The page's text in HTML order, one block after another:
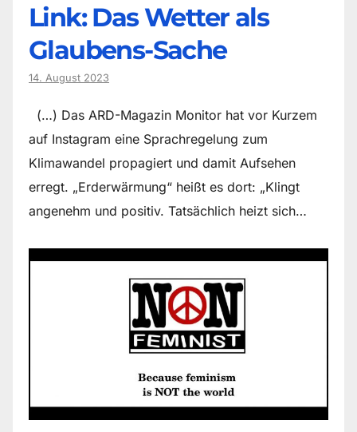
Link: Das Wetter als
Glaubens-Sache
14. August 2023
(…) Das ARD-Magazin Monitor hat vor Kurzem
auf Instagram eine Sprachregelung zum
Klimawandel propagiert und damit Aufsehen
erregt. „Erderwärmung“ heißt es dort: „Klingt
angenehm und positiv. Tatsächlich heizt sich…